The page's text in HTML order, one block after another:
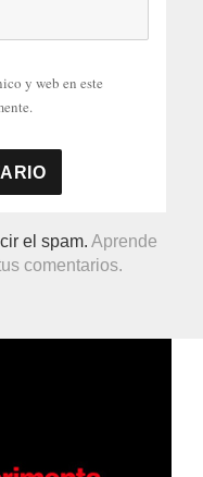
y web en este
el spam.Aprende
comentarios.